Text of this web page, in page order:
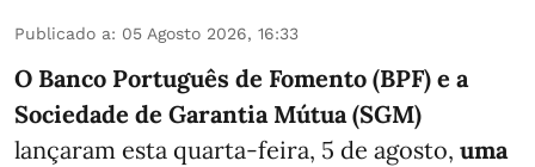
Publicado a: 05 Agosto 2026, 16:33
O Banco Português de Fomento (BPF) e a
Sociedade de Garantia Mútua (SGM)
lançaram esta quarta-feira, 5 de agosto, uma